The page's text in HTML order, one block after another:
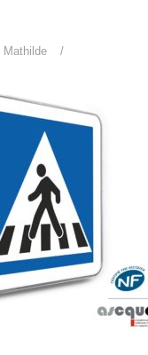
Mathilde